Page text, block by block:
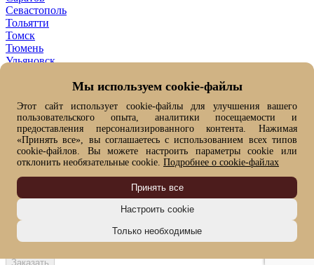
Севастополь
Тольятти
Томск
Тюмень
Ульяновск
Ярославль
Ваш город -Москва ?
Да Нет, выбрать другой
От выбранного города зависит цена товара и его наличие
Быстрый заказ
Имя*
Фамилия
Номер телефона*
обработку моих персональных данных
Я согласен(на) на получение сообщений информационно-
Мы используем cookie-файлы
Этот сайт использует cookie-файлы для улучшения вашего
пользовательского опыта, аналитики посещаемости и
предоставления персонализированного контента. Нажимая
«Принять все», вы соглашаетесь с использованием всех типов
cookie-файлов. Вы можете настроить параметры cookie или
отклонить необязательные cookie. Подробнее о cookie-файлах
Принять все
Настроить cookie
Только необходимые